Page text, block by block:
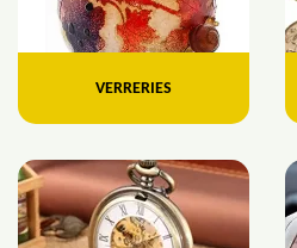
VERRERIES